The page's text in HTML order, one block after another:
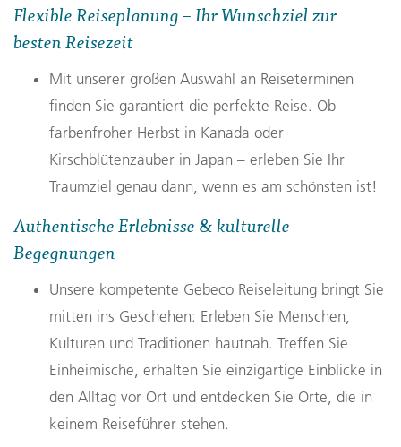
Reise ansehen ab3.495
inkl. Anreise
Radreisen weltweit
Entdecken Sie die Welt auf zwei Rädern! Mit unseren
Radreisen erleben Sie Ihr Reiseziel aktiv und hautnah.
Statt nur vorbeizufahren, tauchen Sie mitten in die
Kultur, Natur und das Leben vor Ort ein.
Unsere Radtouren verbinden geführtes Radfahren mit
Flexible Reiseplanung – Ihr Wunschziel zur
besten Reisezeit
Mit unserer großen Auswahl an Reiseterminen
finden Sie garantiert die perfekte Reise. Ob
farbenfroher Herbst in Kanada oder
Kirschblütenzauber in Japan – erleben Sie Ihr
Traumziel genau dann, wenn es am schönsten ist!
Authentische Erlebnisse & kulturelle
Begegnungen
Unsere kompetente Gebeco Reiseleitung bringt Sie
mitten ins Geschehen: Erleben Sie Menschen,
Kulturen und Traditionen hautnah. Treffen Sie
Einheimische, erhalten Sie einzigartige Einblicke in
den Alltag vor Ort und entdecken Sie Orte, die in
keinem Reiseführer stehen.